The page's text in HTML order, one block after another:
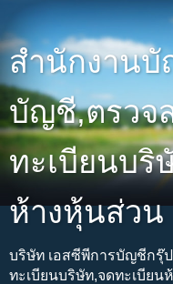
สำนักงานบั
บัญชี,ตรวจ
ทะเบียนบริ
ห้างหุ้นส่วน
บริษัท เอสซีพีการบัญชีกรุ๊
ทะเบียนบริษัท,จดทะเบียน